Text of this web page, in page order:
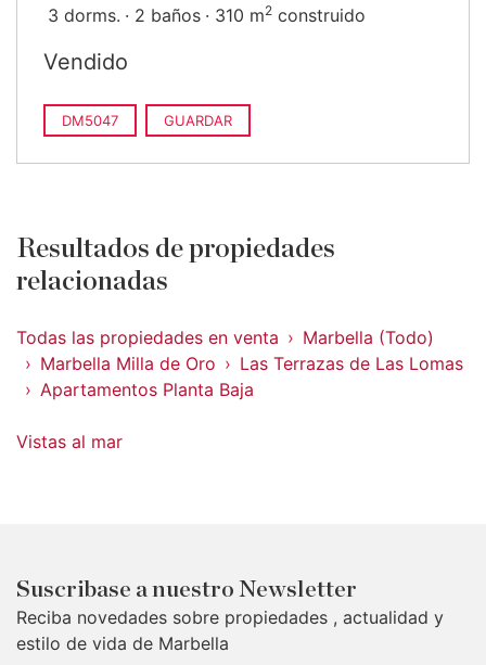
3 dorms. 2 baños 310 m2 construido
Vendido
DM5047 GUARDAR
Resultados de propiedades
relacionadas
Todas las propiedades en venta
Marbella (Todo)
Marbella Milla de Oro
Las Terrazas de Las Lomas
Apartamentos Planta Baja
Vistas al mar
Suscribase a nuestro Newsletter
Reciba novedades sobre propiedades , actualidad y
estilo de vida de Marbella